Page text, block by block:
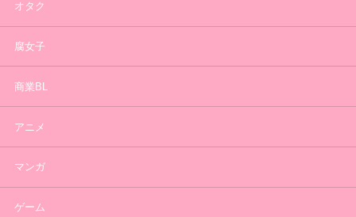
オタク
腐女子
商業BL
アニメ
マンガ
ゲーム